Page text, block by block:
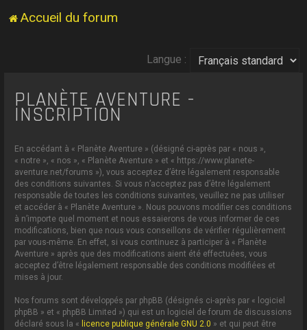
Accueil du forum
Langue :
PLANÈTE AVENTURE -
INSCRIPTION
En accédant à « Planète Aventure » (désigné ci-après par « nous »,
« notre », « nos », « Planète Aventure » et « https://www.planete-
aventure.net/forums »), vous acceptez d’être légalement responsable
des conditions suivantes. Si vous n’acceptez pas d’être légalement
responsable de toutes les conditions suivantes, veuillez ne pas utiliser
et accéder à « Planète Aventure ». Nous pouvons modifier ces conditions
à n’importe quel moment et nous essaierons de vous informer de ces
modifications, bien que nous vous conseillons de vérifier régulièrement
par vous-même. En effet, si vous continuez à participer à « Planète
Aventure » après que des modifications aient été effectuées, vous
acceptez d’être légalement responsable des conditions modifiées et
mises à jour.
Nos forums sont développés par phpBB (désignés ci-après par « logiciel
phpBB » et « phpBB Limited ») qui est un logiciel de forum de discussions
déclaré sous la « licence publique générale GNU 2.0 » et qui peut être